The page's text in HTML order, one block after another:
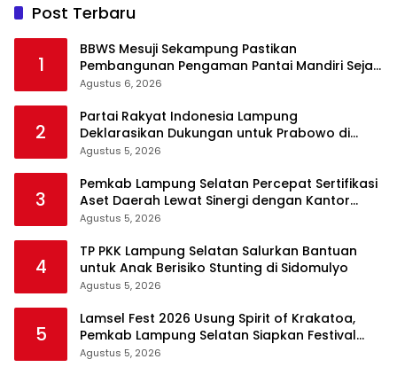
Post Terbaru
1
BBWS Mesuji Sekampung Pastikan
Pembangunan Pengaman Pantai Mandiri Sejati
Krui Penuhi Spesifikasi Teknis
Agustus 6, 2026
2
Partai Rakyat Indonesia Lampung
Deklarasikan Dukungan untuk Prabowo di
Pilpres 2029
Agustus 5, 2026
3
Pemkab Lampung Selatan Percepat Sertifikasi
Aset Daerah Lewat Sinergi dengan Kantor
Pertanahan
Agustus 5, 2026
4
TP PKK Lampung Selatan Salurkan Bantuan
untuk Anak Berisiko Stunting di Sidomulyo
Agustus 5, 2026
5
Lamsel Fest 2026 Usung Spirit of Krakatoa,
Pemkab Lampung Selatan Siapkan Festival
Lebih Spektakuler
Agustus 5, 2026